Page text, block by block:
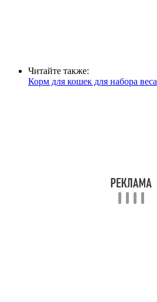
Читайте также:
Корм для кошек для набора веса